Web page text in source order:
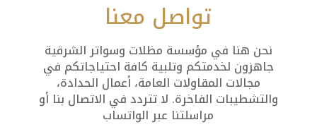
تواصل معنا
نحن هنا في مؤسسة مظلات وسواتر الشرقية
جاهزون لخدمتكم وتلبية كافة احتياجاتكم في
مجالات المقاولات العامة، أعمال الحدادة،
والتشطيبات الفاخرة. لا تتردد في الاتصال بنا أو
مراسلتنا عبر الواتساب